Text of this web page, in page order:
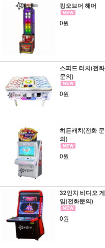
킹오브더 해머
0원
스피드 터치(전화
문의)
0원
히든캐치(전화 문
의)
0원
32인치 비디오 게
임(전화문의)
0원